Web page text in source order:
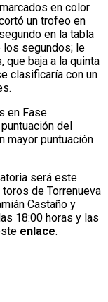
en color
un trofeo en
en la tabla
los segundos; le
que baja a la quinta
clasificaría con un
en Fase
del
mayor puntuación
será este
de Torrenueva
Castaño y
18:00 horas y las
enlace.